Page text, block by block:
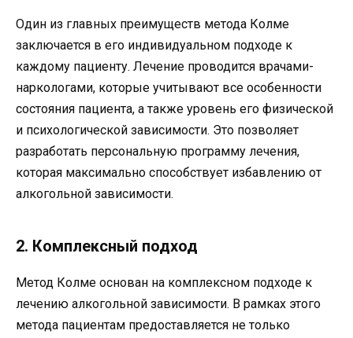
Один из главных преимуществ метода Колме
заключается в его индивидуальном подходе к
каждому пациенту. Лечение проводится врачами-
наркологами, которые учитывают все особенности
состояния пациента, а также уровень его физической
и психологической зависимости. Это позволяет
разработать персональную программу лечения,
которая максимально способствует избавлению от
алкогольной зависимости.
2. Комплексный подход
Метод Колме основан на комплексном подходе к
лечению алкогольной зависимости. В рамках этого
метода пациентам предоставляется не только